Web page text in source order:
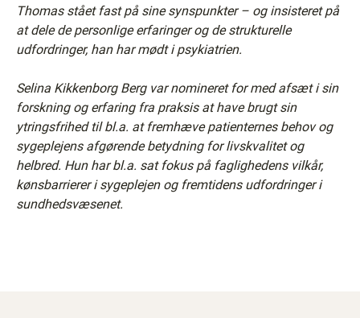
Thomas stået fast på sine synspunkter – og insisteret på
at dele de personlige erfaringer og de strukturelle
udfordringer, han har mødt i psykiatrien.
Selina Kikkenborg Berg var nomineret for med afsæt i sin
forskning og erfaring fra praksis at have brugt sin
ytringsfrihed til bl.a. at fremhæve patienternes behov og
sygeplejens afgørende betydning for livskvalitet og
helbred. Hun har bl.a. sat fokus på faglighedens vilkår,
kønsbarrierer i sygeplejen og fremtidens udfordringer i
sundhedsvæsenet.